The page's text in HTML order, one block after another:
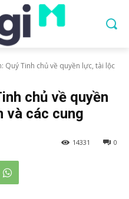
Quý Tinh chủ về quyền lực, tài lộc
chủ về quyền
và các cung
0
14331